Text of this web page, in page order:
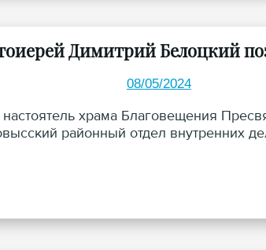
Димитрий Белоцкий
08/05/2024
храма Благовещения
районный отдел внутренних